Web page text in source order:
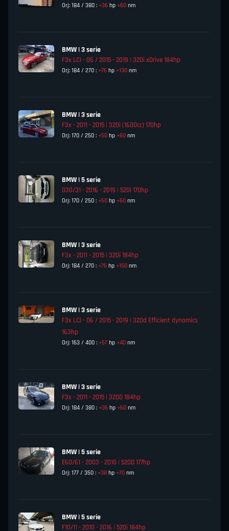
Orj: 184 / 380 : +36 hp +60 nm
BMW | 3 serie
F3x LCI - 06 / 2015 - 2019 | 320i xDrive 184hp
Orj: 184 / 270 : +76 hp +130 nm
BMW | 3 serie
F3x - 2011 - 2015 | 320i (1600cc) 170hp
Orj: 170 / 250 : +50 hp +60 nm
BMW | 5 serie
G30/31 - 2016 - 2019 | 520i 170hp
Orj: 170 / 250 : +50 hp +60 nm
BMW | 3 serie
F3x - 2011 - 2015 | 320i 184hp
Orj: 184 / 270 : +76 hp +150 nm
BMW | 3 serie
F3x LCI - 06 / 2015 - 2019 | 320d Efficient dynamics
163hp
Orj: 163 / 400 : +57 hp +40 nm
BMW | 3 serie
F3x - 2011 - 2015 | 320D 184hp
Orj: 184 / 380 : +36 hp +60 nm
BMW | 5 serie
E60/61 - 2003 - 2010 | 520D 177hp
Orj: 177 / 350 : +38 hp +70 nm
BMW | 5 serie
F10/11 - 2010 - 2016 | 520i 184hp